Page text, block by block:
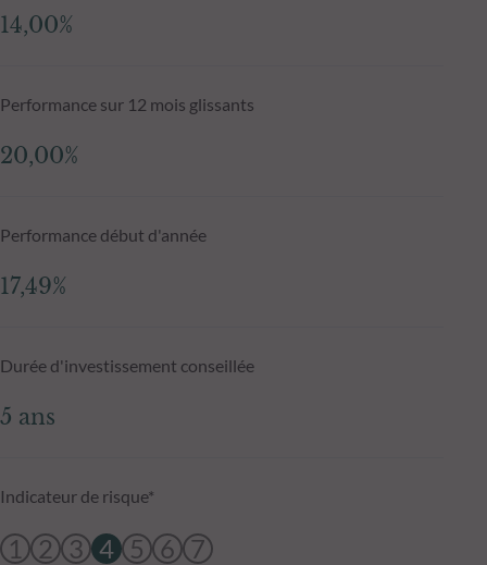
14,00%
Performance sur 12 mois glissants
20,00%
Performance début d'année
17,49%
Durée d'investissement conseillée
5 ans
Indicateur de risque*
1 2 3 4 5 6 7